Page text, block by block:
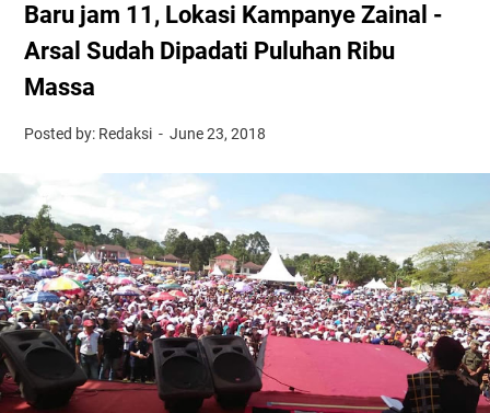
Baru jam 11, Lokasi Kampanye Zainal -
Arsal Sudah Dipadati Puluhan Ribu
Massa
Posted by: Redaksi June 23, 2018